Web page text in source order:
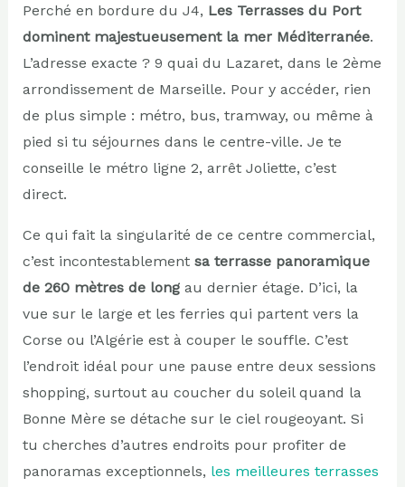
Perché en bordure du J4, Les Terrasses du Port
dominent majestueusement la mer Méditerranée.
L’adresse exacte ? 9 quai du Lazaret, dans le 2ème
arrondissement de Marseille. Pour y accéder, rien
de plus simple : métro, bus, tramway, ou même à
pied si tu séjournes dans le centre-ville. Je te
conseille le métro ligne 2, arrêt Joliette, c’est
direct.
Ce qui fait la singularité de ce centre commercial,
c’est incontestablement sa terrasse panoramique
de 260 mètres de longau dernier étage. D’ici, la
vue sur le large et les ferries qui partent vers la
Corse ou l’Algérie est à couper le souffle. C’est
l’endroit idéal pour une pause entre deux sessions
shopping, surtout au coucher du soleil quand la
Bonne Mère se détache sur le ciel rougeoyant. Si
tu cherches d’autres endroits pour profiter de
panoramas exceptionnels, les meilleures terrasses